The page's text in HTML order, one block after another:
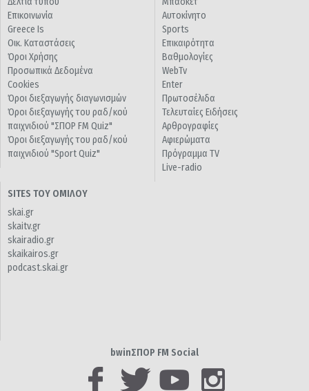
Επικοινωνία
Greece Is
Οικ. Καταστάσεις
Όροι Χρήσης
Προσωπικά Δεδομένα
Cookies
Όροι διεξαγωγής διαγωνισμών
Όροι διεξαγωγής του ραδ/κού
παιχνιδιού "ΣΠΟΡ FM Quiz"
Όροι διεξαγωγής του ραδ/κού
παιχνιδιού "Sport Quiz"
Αυτοκίνητο
Sports
Επικαιρότητα
Βαθμολογίες
WebTv
Enter
Πρωτοσέλιδα
Τελευταίες Ειδήσεις
Αρθρογραφίες
Αφιερώματα
Πρόγραμμα TV
Live-radio
SITES ΤΟΥ ΟΜΙΛΟΥ
skai.gr
skaitv.gr
skairadio.gr
skaikairos.gr
podcast.skai.gr
bwinΣΠΟΡ FM Social